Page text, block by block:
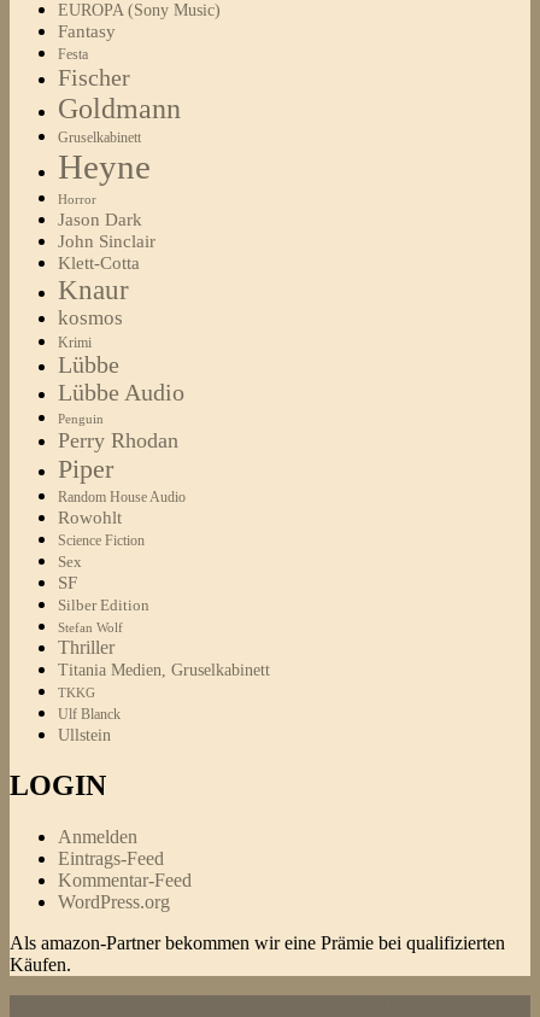
EUROPA (Sony Music)
Fantasy
Festa
Fischer
Goldmann
Gruselkabinett
Heyne
Horror
Jason Dark
John Sinclair
Klett-Cotta
Knaur
kosmos
Krimi
Lübbe
Lübbe Audio
Penguin
Perry Rhodan
Piper
Random House Audio
Rowohlt
Science Fiction
Sex
SF
Silber Edition
Stefan Wolf
Thriller
Titania Medien, Gruselkabinett
TKKG
Ulf Blanck
Ullstein
LOGIN
Anmelden
Eintrags-Feed
Kommentar-Feed
WordPress.org
Als amazon-Partner bekommen wir eine Prämie bei qualifizierten
Käufen.